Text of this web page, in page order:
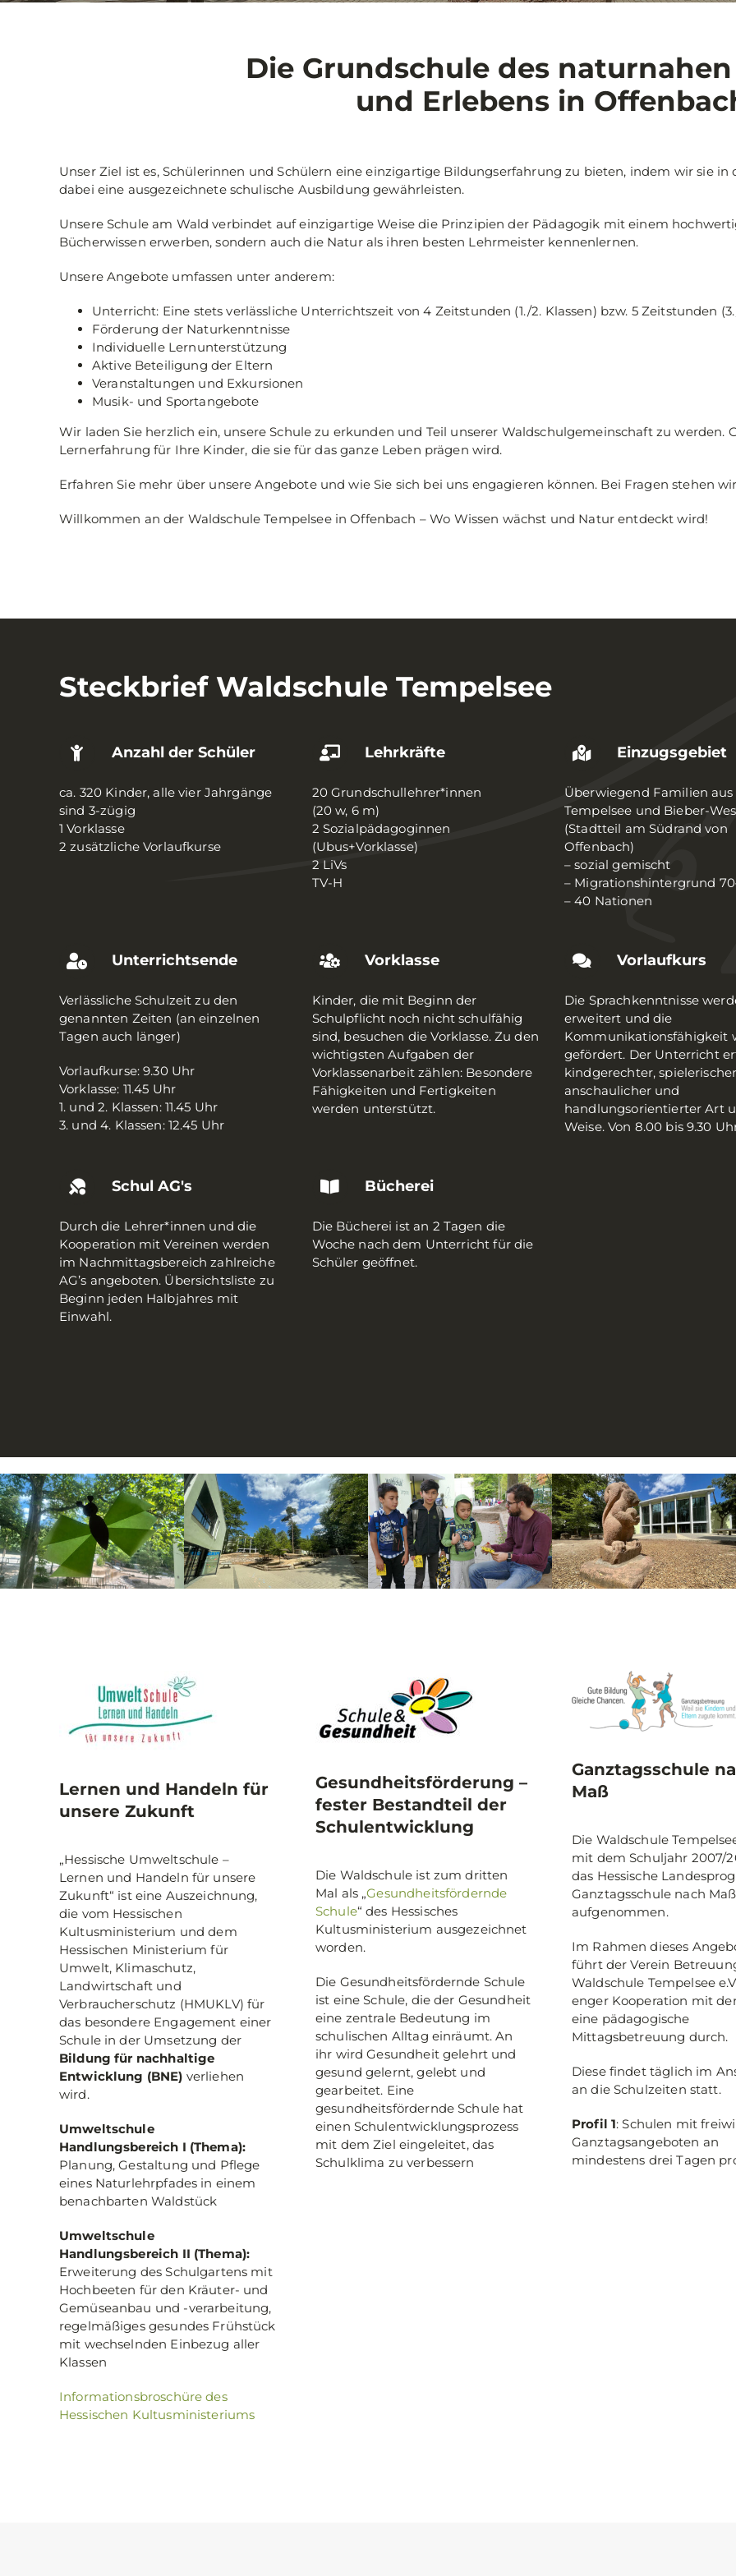
Die Grundschule des
und Erlebens in
Unser Ziel ist es, Schülerinnen und Schülern eine einzigartige Bildungserfahrung zu bieten, indem wir sie
dabei eine ausgezeichnete schulische Ausbildung gewährleisten.
Unsere Schule am Wald verbindet auf einzigartige Weise die Prinzipien der Pädagogik mit einem
Bücherwissen erwerben, sondern auch die Natur als ihren besten Lehrmeister kennenlernen.
Unsere Angebote umfassen unter anderem:
Unterricht: Eine stets verlässliche Unterrichtszeit von 4 Zeitstunden (1./2. Klassen) bzw. 5 Zeitstunden
Förderung der Naturkenntnisse
Individuelle Lernunterstützung
Aktive Beteiligung der Eltern
Veranstaltungen und Exkursionen
Musik- und Sportangebote
Wir laden Sie herzlich ein, unsere Schule zu erkunden und Teil unserer Waldschulgemeinschaft zu
Lernerfahrung für Ihre Kinder, die sie für das ganze Leben prägen wird.
Erfahren Sie mehr über unsere Angebote und wie Sie sich bei uns engagieren können. Bei Fragen stehen
Willkommen an der Waldschule Tempelsee in Offenbach – Wo Wissen wächst und Natur entdeckt wird!
Steckbrief Waldschule Tempelsee
Anzahl der Schüler
ca. 320 Kinder, alle vier Jahrgänge
sind 3-zügig
1 Vorklasse
2 zusätzliche Vorlaufkurse
Lehrkräfte
20 Grundschullehrer*innen
(20 w, 6 m)
2 Sozialpädagoginnen
(Ubus+Vorklasse)
2 LiVs
TV-H
Einzugsgebiet
Überwiegend Familien aus
Tempelsee und Bieber-
(Stadtteil am Südrand von
Offenbach)
– sozial gemischt
– Migrationshintergrund
– 40 Nationen
Unterrichtsende
Verlässliche Schulzeit zu den
genannten Zeiten (an einzelnen
Tagen auch länger)
Vorlaufkurse: 9.30 Uhr
Vorklasse: 11.45 Uhr
1. und 2. Klassen: 11.45 Uhr
3. und 4. Klassen: 12.45 Uhr
Vorklasse
Kinder, die mit Beginn der
Schulpflicht noch nicht schulfähig
sind, besuchen die Vorklasse. Zu den
wichtigsten Aufgaben der
Vorklassenarbeit zählen: Besondere
Fähigkeiten und Fertigkeiten
werden unterstützt.
Vorlaufkurs
Die Sprachkenntnisse
erweitert und die
Kommunikationsfähigkeit
gefördert. Der Unterricht
kindgerechter,
anschaulicher und
handlungsorientierter Art
Weise. Von 8.00 bis 9.30
Schul AG's
Durch die Lehrer*innen und die
Kooperation mit Vereinen werden
im Nachmittagsbereich zahlreiche
AG’s angeboten. Übersichtsliste zu
Beginn jeden Halbjahres mit
Einwahl.
Bücherei
Die Bücherei ist an 2 Tagen die
Woche nach dem Unterricht für die
Schüler geöffnet.
Lernen und Handeln für
unsere Zukunft
„Hessische Umweltschule –
Lernen und Handeln für unsere
Zukunft“ ist eine Auszeichnung,
die vom Hessischen
Kultusministerium und dem
Hessischen Ministerium für
Umwelt, Klimaschutz,
Landwirtschaft und
Verbraucherschutz (HMUKLV) für
das besondere Engagement einer
Schule in der Umsetzung der
Bildung für nachhaltige
Entwicklung (BNE) verliehen
wird.
Umweltschule
Handlungsbereich I (Thema):
Planung, Gestaltung und Pflege
eines Naturlehrpfades in einem
benachbarten Waldstück
Umweltschule
Handlungsbereich II (Thema):
Erweiterung des Schulgartens mit
Hochbeeten für den Kräuter- und
Gemüseanbau und -verarbeitung,
regelmäßiges gesundes Frühstück
mit wechselnden Einbezug aller
Klassen
Informationsbroschüre des
Hessischen Kultusministeriums
Gesundheitsförderung –
fester Bestandteil der
Schulentwicklung
Die Waldschule ist zum dritten
Mal als „Gesundheitsfördernde
Schule“ des Hessisches
Kultusministerium ausgezeichnet
worden.
Die Gesundheitsfördernde Schule
ist eine Schule, die der Gesundheit
eine zentrale Bedeutung im
schulischen Alltag einräumt. An
ihr wird Gesundheit gelehrt und
gesund gelernt, gelebt und
gearbeitet. Eine
gesundheitsfördernde Schule hat
einen Schulentwicklungsprozess
mit dem Ziel eingeleitet, das
Schulklima zu verbessern
Ganztagsschule
Maß
Die Waldschule
mit dem Schuljahr 2007/
das Hessische
Ganztagsschule nach Maß
aufgenommen.
Im Rahmen dieses
führt der Verein
Waldschule Tempelsee
enger Kooperation mit
eine pädagogische
Mittagsbetreuung durch.
Diese findet täglich im
an die Schulzeiten statt.
Profil 1: Schulen mit
Ganztagsangeboten an
mindestens drei Tagen